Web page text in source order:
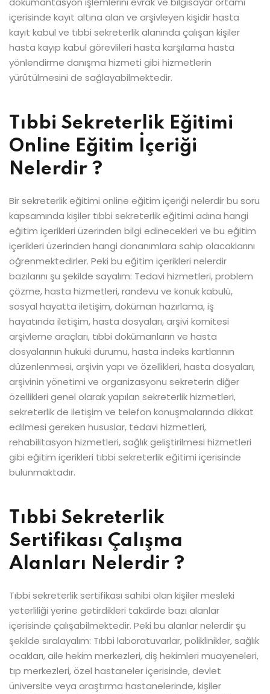
içerisinde kayıt altına alan ve arşivleyen kişidir hasta
kayıt kabul ve tıbbi sekreterlik alanında çalışan kişiler
hasta kayıp kabul görevlileri hasta karşılama hasta
yönlendirme danışma hizmeti gibi hizmetlerin
yürütülmesini de sağlayabilmektedir.
Tıbbi Sekreterlik Eğitimi
Online Eğitim İçeriği
Nelerdir ?
Bir sekreterlik eğitimi online eğitim içeriği nelerdir bu soru
kapsamında kişiler tıbbi sekreterlik eğitimi adına hangi
eğitim içerikleri üzerinden bilgi edinecekleri ve bu eğitim
içerikleri üzerinden hangi donanımlara sahip olacaklarını
öğrenmektedirler. Peki bu eğitim içerikleri nelerdir
bazılarını şu şekilde sayalım: Tedavi hizmetleri, problem
çözme, hasta hizmetleri, randevu ve konuk kabulü,
sosyal hayatta iletişim, doküman hazırlama, iş
hayatında iletişim, hasta dosyaları, arşivi komitesi
arşivleme araçları, tıbbi dokümanların ve hasta
dosyalarının hukuki durumu, hasta indeks kartlarının
düzenlenmesi, arşivin yapı ve özellikleri, hasta dosyaları,
arşivinin yönetimi ve organizasyonu sekreterin diğer
özellikleri genel olarak yapılan sekreterlik hizmetleri,
sekreterlik de iletişim ve telefon konuşmalarında dikkat
edilmesi gereken hususlar, tedavi hizmetleri,
rehabilitasyon hizmetleri, sağlık geliştirilmesi hizmetleri
gibi eğitim içerikleri tıbbi sekreterlik eğitimi içerisinde
bulunmaktadır.
Tıbbi Sekreterlik
Sertifikası Çalışma
Alanları Nelerdir ?
Tıbbi sekreterlik sertifikası sahibi olan kişiler mesleki
yeterliliği yerine getirdikleri takdirde bazı alanlar
içerisinde çalışabilmektedir. Peki bu alanlar nelerdir şu
şekilde sıralayalım: Tıbbi laboratuvarlar, poliklinikler, sağlık
ocakları, aile hekim merkezleri, diş hekimleri muayeneleri,
tıp merkezleri, özel hastaneler içerisinde, devlet
üniversite veya araştırma hastanelerinde, kişiler